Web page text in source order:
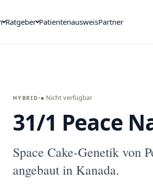
Ratgeber PatientenausweisPartner
HYBRID ● Nicht verfügbar
31/1 Peace
Space Cake-Genetik von
angebaut in Kanada.